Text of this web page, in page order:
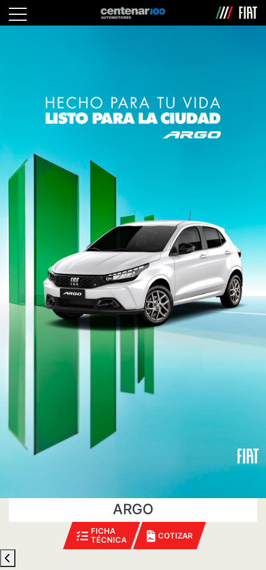
ARGO
FICHA
TÉCNICA
COTIZAR